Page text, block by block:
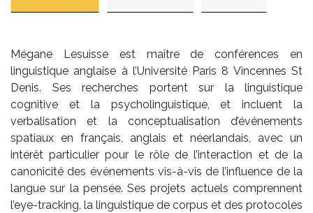
Mégane Lesuisse est maître de conférences en
linguistique anglaise à l’Université Paris 8 Vincennes St
Denis. Ses recherches portent sur la linguistique
cognitive et la psycholinguistique, et incluent la
verbalisation et la conceptualisation d’événements
spatiaux en français, anglais et néerlandais, avec un
intérêt particulier pour le rôle de l’interaction et de la
canonicité des événements vis-à-vis de l’influence de la
langue sur la pensée. Ses projets actuels comprennent
l’eye-tracking, la linguistique de corpus et des protocoles